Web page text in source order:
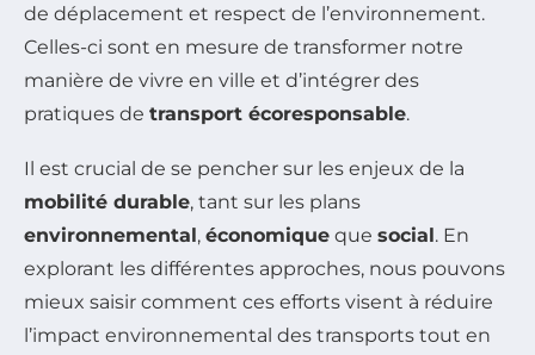
de déplacement et respect de l’environnement.
Celles-ci sont en mesure de transformer notre
manière de vivre en ville et d’intégrer des
pratiques de transport écoresponsable.
Il est crucial de se pencher sur les enjeux de la
mobilité durable, tant sur les plans
environnemental, économique que social. En
explorant les différentes approches, nous pouvons
mieux saisir comment ces efforts visent à réduire
l’impact environnemental des transports tout en